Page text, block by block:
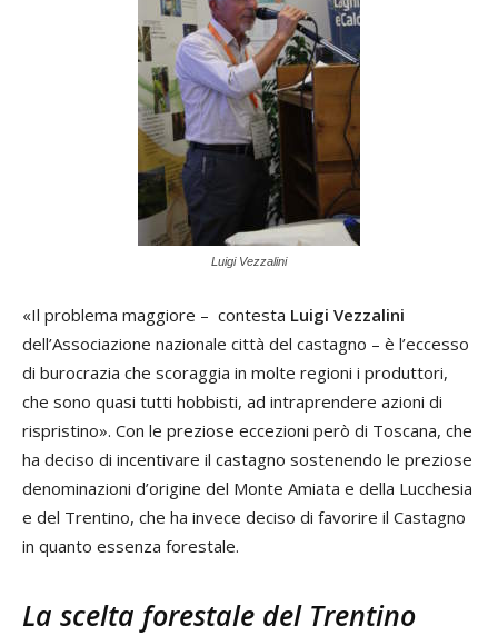
Luigi Vezzalini
«Il problema maggiore – contesta Luigi Vezzalini
dell’Associazione nazionale città del castagno – è l’eccesso
di burocrazia che scoraggia in molte regioni i produttori,
che sono quasi tutti hobbisti, ad intraprendere azioni di
rispristino». Con le preziose eccezioni però di Toscana, che
ha deciso di incentivare il castagno sostenendo le preziose
denominazioni d’origine del Monte Amiata e della Lucchesia
e del Trentino, che ha invece deciso di favorire il Castagno
in quanto essenza forestale.
La scelta forestale del Trentino